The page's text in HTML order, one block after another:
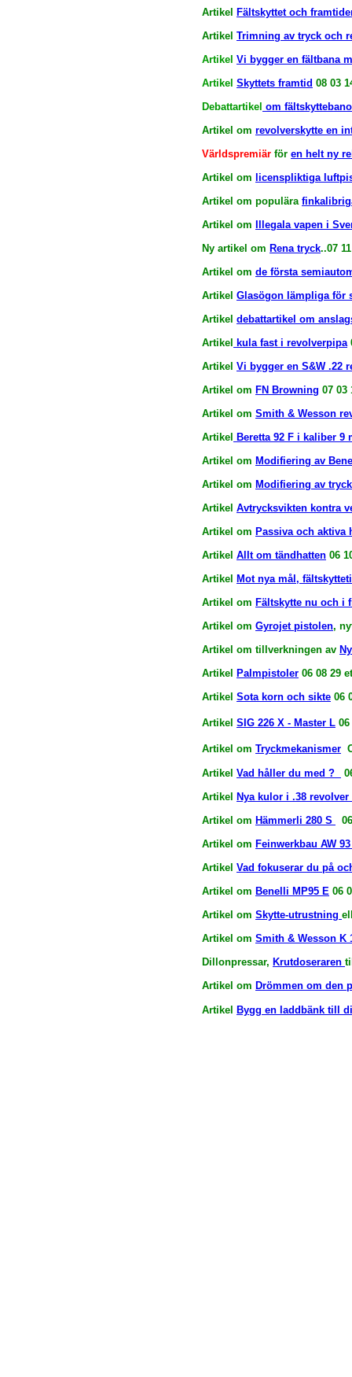
Artikel
Fältskyttet och
Artikel Trimning av tryck och
Artikel Vi bygger en fältbana
Artikel Skyttets framtid 08 03
Debattartikel om
Artikel om revolverskytte en
Världspremiär för en helt ny
Artikel om licenspliktiga
Artikel om populära
Artikel om
Illegala vapen i
Ny artikel om Rena tryck..07
Artikel om de första
Artikel Glasögon lämpliga för
Artikel debattartikel om
Artikel
kula fast i revolverpipa
Artikel Vi bygger en S&W .22
Artikel om FN Browning 07 03
Artikel om Smith & Wesson
Artikel
Beretta 92 F i kaliber 9
Artikel om Modifiering av
Artikel om Modifiering av
Artikel Avtrycksvikten kontra
Artikel om Passiva och
Artikel Allt om tändhatten 06
Artikel
Mot nya mål,
Artikel om Fältskytte nu och i
Artikel om Gyrojet pistolen,
Artikel om tillverkningen av
Artikel
Palmpistoler 06 08 29
Artikel Sota korn och sikte 06
Artikel SIG 226 X - Master L 06
Artikel om Tryckmekanismer
Artikel Vad håller du med ?
Artikel
Nya kulor i .38 revolver
Artikel om Hämmerli 280 S
Artikel om Feinwerkbau AW
Artikel Vad fokuserar du på
Artikel om Benelli MP95 E 06
Artikel om Skytte-utrustning
Artikel om Smith & Wesson K
Dillonpressar, Krutdoseraren
Artikel om Drömmen om den
Artikel Bygg en laddbänk till